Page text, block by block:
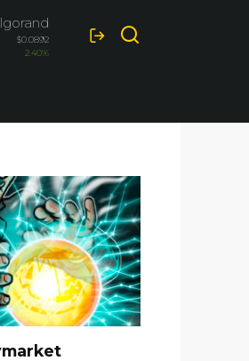
$0.0892
2.40%
Ethereum Classic